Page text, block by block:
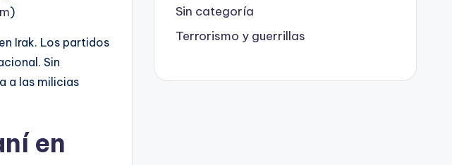
)
Irak. Los partidos
Sin
a las milicias
en
Sin categoría
Terrorismo y guerrillas